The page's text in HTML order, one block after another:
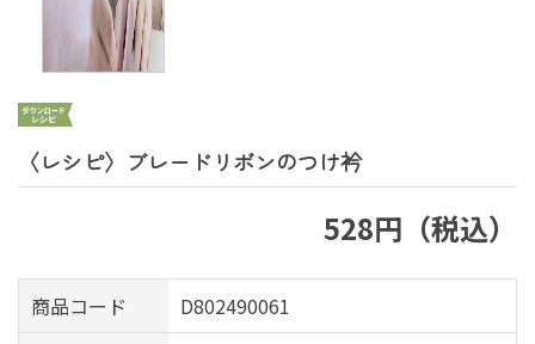
〈レシピ〉ブレードリボンのつけ衿
528円（税込）
商品コード
D802490061